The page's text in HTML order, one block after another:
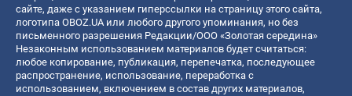
сайте, даже с указанием гиперссылки на страницу этого сайта,
логотипа OBOZ.UA или любого другого упоминания, но без
письменного разрешения Редакции/ООО «Золотая середина»
Незаконным использованием материалов будет считаться:
любое копирование, публикация, перепечатка, последующее
распространение, использование, переработка с
использованием, включением в состав других материалов,